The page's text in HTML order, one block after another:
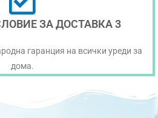
ЗА ДОСТАВКА 3
гаранция на всички уреди за
дома.